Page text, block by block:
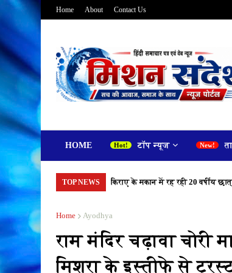
Home About Contact Us
HOME टॉप न्यूज
TOP NEWS किराए के मकान में रह रही 20 वर्षीय
Home Ayodhya
राम मंदिर चढ़ावा
मिश्रा के इस्तीफे से